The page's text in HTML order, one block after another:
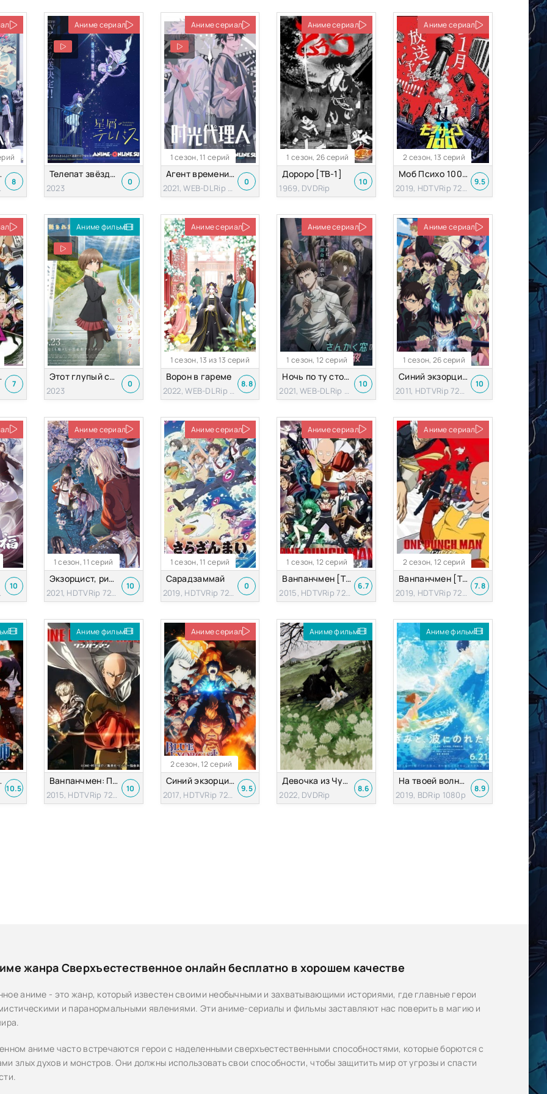
8
Аниме сериал
Телепат звёздной пыли
2023
0
Аниме сериал
1 сезон, 11 серий
Агент времени 1 сезон
2021, WEB-DLRip 720p
0
Аниме сериал
1 сезон, 26 серий
Дороро [ТВ-1]
1969, DVDRip
10
Аниме сериал
2 сезон, 13 серий
Моб Психо 100 [ТВ-2]
2019, HDTVRip 720p
9.5
1]
7
Аниме фильм
Этот глупый свин не понимает мечту сестры на прогулке
2023
0
Аниме сериал
1 сезон, 13 из 13 серий
Ворон в гареме
2022, WEB-DLRip 720p
8.8
Аниме сериал
1 сезон, 12 серий
Ночь по ту сторону треугольного окна
2021, WEB-DLRip 720p
10
Аниме сериал
1 сезон, 26 серий
Синий экзорцист [1 сезон]
2011, HDTVRip 720p
10
10
Аниме сериал
1 сезон, 11 серий
Экзорцист, рисующий ночь
2021, HDTVRip 720p
10
Аниме сериал
1 сезон, 11 серий
Сарадзаммай
2019, HDTVRip 720p
0
Аниме сериал
1 сезон, 12 серий
Ванпанчмен [ТВ-1]
2015, HDTVRip 720p
6.7
Аниме сериал
2 сезон, 12 серий
Ванпанчмен [ТВ-2]
2019, HDTVRip 720p
7.8
[2012]
10.5
Аниме фильм
Ванпанчмен: Путь становления героя
2015, HDTVRip 720p
10
Аниме сериал
2 сезон, 12 серий
Синий экзорцист [2 сезон]
2017, HDTVRip 720p
9.5
Аниме фильм
Девочка из Чужеземья (OVA-2022)
2022, DVDRip
8.6
Аниме фильм
На твоей волне / Оседлав волну с тобой (2019)
2019, BDRip 1080p
8.9
жанра Сверхъестественное онлайн бесплатно в хорошем качестве
аниме - это жанр, который известен своими необычными и захватывающими историями, где главные герои
и паранормальными явлениями. Эти аниме-сериалы и фильмы заставляют нас поверить в магию и
аниме часто встречаются герои с наделенными сверхъестественными способностями, которые борются с
злых духов и монстров. Они должны использовать свои способности, чтобы защитить мир от угрозы и спасти